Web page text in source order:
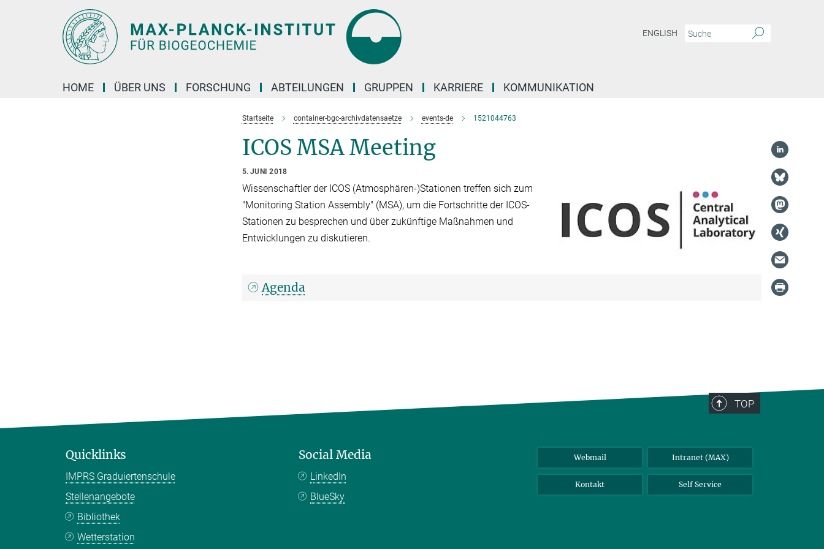
ENGLISH
HOME ÜBER UNS FORSCHUNG ABTEILUNGEN GRUPPEN KARRIERE KOMMUNIKATION
Startseite container-bgc-archivdatensaetze events-de 1521044763
ICOS MSA Meeting
5. JUNI 2018
Wissenschaftler der ICOS (Atmosphären-)Stationen treffen sich zum
"Monitoring Station Assembly" (MSA), um die Fortschritte der ICOS-
Stationen zu besprechen und über zukünftige Maßnahmen und
Entwicklungen zu diskutieren.
Agenda
TOP
Quicklinks
IMPRS Graduiertenschule
Stellenangebote
Bibliothek
Wetterstation
Social Media
LinkedIn
BlueSky
Webmail Intranet (MAX)
Kontakt Self Service